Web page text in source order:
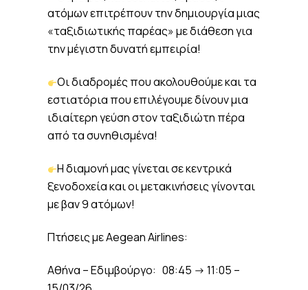
ατόμων επιτρέπουν την δημιουργία μιας
«ταξιδιωτικής παρέας» με διάθεση για
την μέγιστη δυνατή εμπειρία!
Οι διαδρομές που ακολουθούμε και τα
εστιατόρια που επιλέγουμε δίνουν μια
ιδιαίτερη γεύση στον ταξιδιώτη πέρα
από τα συνηθισμένα!
Η διαμονή μας γίνεται σε κεντρικά
ξενοδοχεία και οι μετακινήσεις γίνονται
με βαν 9 ατόμων!
Πτήσεις με Aegean Airlines:
Αθήνα – Εδιμβούργο: 08:45 -> 11:05 –